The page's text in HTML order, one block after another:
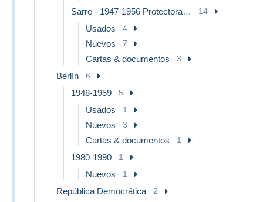
Sarre - 1947-1956 Protectorado 14
Usados 4
Nuevos 7
Cartas & documentos 3
Berlín 6
1948-1959 5
Usados 1
Nuevos 3
Cartas & documentos 1
1980-1990 1
Nuevos 1
República Democrática 2